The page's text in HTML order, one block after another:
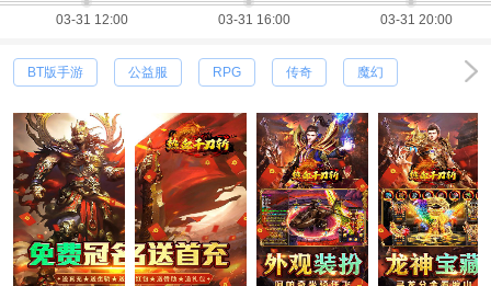
03-31 12:00 03-31 16:00 03-31 20:00
BT版手游 公益服 RPG 传奇 魔幻